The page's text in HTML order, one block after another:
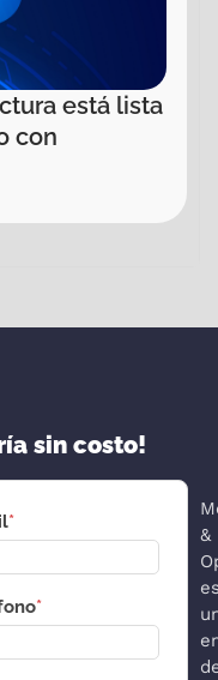
está lista
con
sin costo!
*
*
&